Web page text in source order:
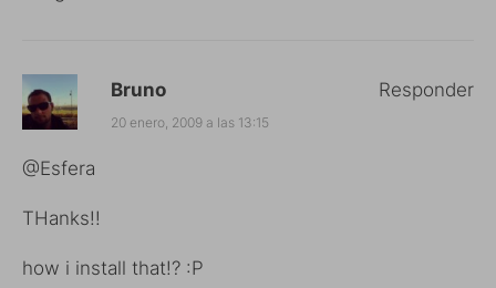
Bruno
20 enero, 2009 a las 13:15
@Esfera
THanks!!
how i install that!? :P
Responder